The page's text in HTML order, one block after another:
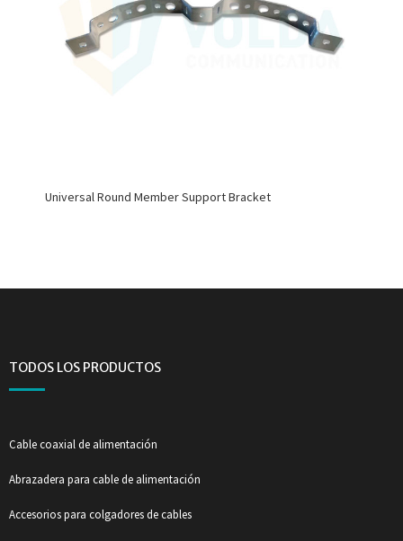
Universal Round Member Support Bracket
TODOS LOS PRODUCTOS
Cable coaxial de alimentación
Abrazadera para cable de alimentación
Accesorios para colgadores de cables